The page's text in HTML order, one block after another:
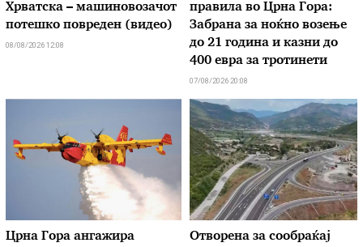
Хрватска – машиновозачот
потешко повреден (видео)
08/08/2026 12:08
правила во Црна Гора:
Забрана за ноќно возење
до 21 година и казни до
400 евра за тротинети
07/08/2026 20:08
Црна Гора ангажира
Отворена за сообраќај